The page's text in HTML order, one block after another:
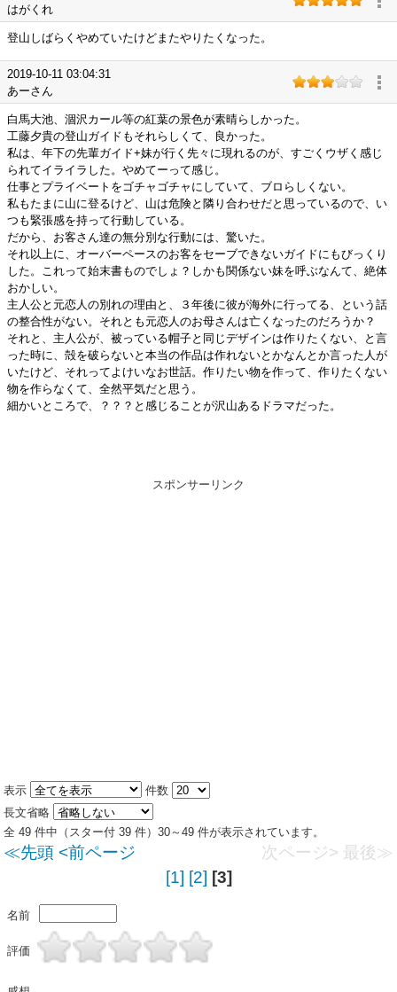
はがくれ
登山しばらくやめていたけどまたやりたくなった。
2019-10-11 03:04:31
あーさん
白馬大池、涸沢カール等の紅葉の景色が素晴らしかった。
工藤夕貴の登山ガイドもそれらしくて、良かった。
私は、年下の先輩ガイド+妹が行く先々に現れるのが、すごくウザく感じ
られてイライラした。やめてーって感じ。
仕事とプライベートをゴチャゴチャにしていて、ブロらしくない。
私もたまに山に登るけど、山は危険と隣り合わせだと思っているので、い
つも緊張感を持って行動している。
だから、お客さん達の無分別な行動には、驚いた。
それ以上に、オーバーペースのお客をセーブできないガイドにもびっくり
した。これって始末書ものでしょ？しかも関係ない妹を呼ぶなんて、絶体
おかしい。
主人公と元恋人の別れの理由と、３年後に彼が海外に行ってる、という話
の整合性がない。それとも元恋人のお母さんは亡くなったのだろうか？
それと、主人公が、被っている帽子と同じデザインは作りたくない、と言
った時に、殻を破らないと本当の作品は作れないとかなんとか言った人が
いたけど、それってよけいなお世話。作りたい物を作って、作りたくない
物を作らなくて、全然平気だと思う。
細かいところで、？？？と感じることが沢山あるドラマだった。
スポンサーリンク
表示
件数
長文省略
全 49 件中（スター付 39 件）30～49 件が表示されています。
≪先頭 <前ページ 次ページ> 最後≫
[1] [2] [3]
名前
評価